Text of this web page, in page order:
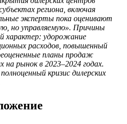
региона, включая
эксперты пока оценивают
но управляемую». Причины
характер: удорожание
расходов, повышенный
планы продаж
на рынок в 2023–2024 годах.
кризис дилерских